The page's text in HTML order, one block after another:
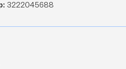
3222045688